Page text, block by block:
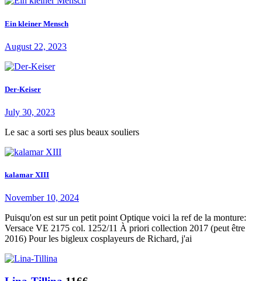
Ein kleiner Mensch
August 22, 2023
Der-Keiser
July 30, 2023
Le sac a sorti ses plus beaux souliers
kalamar XIII
November 10, 2024
Puisqu'on est sur un petit point Optique voici la ref de la monture:
Versace VE 2175 col. 1252/11 À priori collection 2017 (peut être
2016) Pour les bigleux cosplayeurs de Richard, j'ai